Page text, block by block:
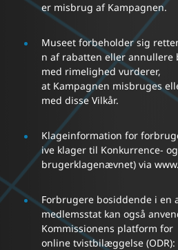
er misbrug af Kampagnen.
Museet forbeholder sig
n af rabatten eller annullere
med rimelighed vurderer,
at Kampagnen misbruges
med disse Vilkår.
Klageinformation for
ive klager til Konkurrence-
brugerklagenævnet) via
Forbrugere bosiddende i en
medlemsstat kan også
Kommissionens platform for
online tvistbilæggelse (ODR):